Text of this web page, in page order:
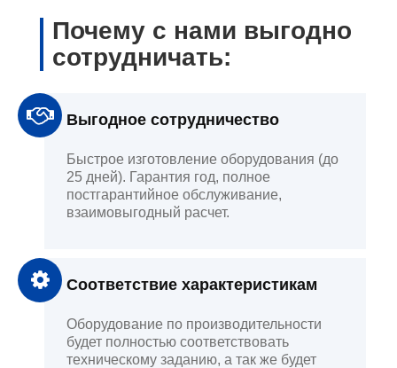
Почему с нами выгодно
сотрудничать:
Выгодное сотрудничество
Быстрое изготовление оборудования (до
25 дней). Гарантия год, полное
постгарантийное обслуживание,
взаимовыгодный расчет.
Соответствие характеристикам
Оборудование по производительности
будет полностью соответствовать
техническому заданию, а так же будет